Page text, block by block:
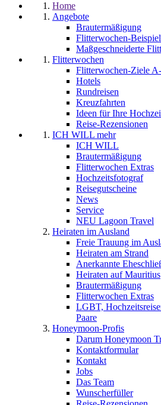
Home
Angebote
Brautermäßigung
Flitterwochen-
Maßgeschneiderte
Flitterwochen
Flitterwochen-Ziele
Hotels
Rundreisen
Kreuzfahrten
Ideen für Ihre
Reise-Rezensionen
ICH WILL mehr
ICH WILL
Brautermäßigung
Flitterwochen Extras
Hochzeitsfotograf
Reisegutscheine
News
Service
NEU Lagoon Travel
Heiraten im Ausland
Freie Trauung im
Heiraten am Strand
Anerkannte
Heiraten auf Mauritius
Brautermäßigung
Flitterwochen Extras
LGBT,
Paare
Honeymoon-Profis
Darum Honeymoon
Kontaktformular
Kontakt
Jobs
Das Team
Wunscherfüller